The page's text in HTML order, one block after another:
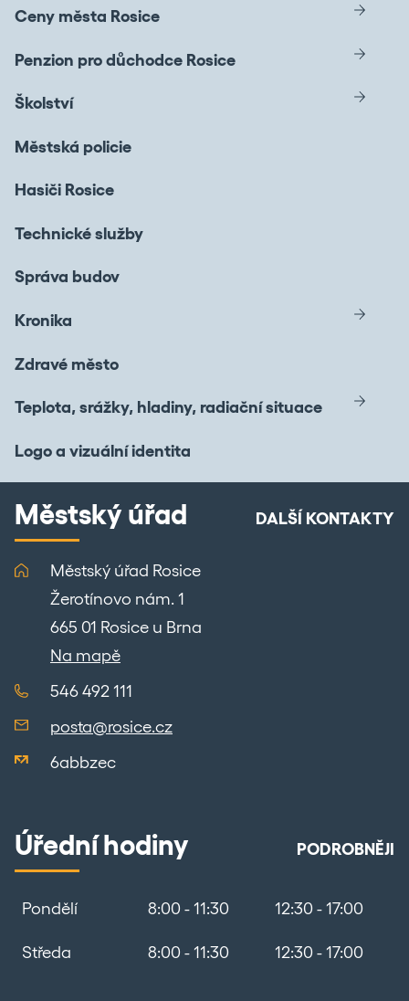
Ceny města Rosice
Penzion pro důchodce Rosice
Školství
Městská policie
Hasiči Rosice
Technické služby
Správa budov
Kronika
Zdravé město
Teplota, srážky, hladiny, radiační situace
Logo a vizuální identita
Městský úřad DALŠÍ KONTAKTY
Městský úřad Rosice
Žerotínovo nám. 1
665 01 Rosice u Brna
Na mapě
546 492 111
posta@rosice.cz
6abbzec
Úřední hodiny PODROBNĚJI
Pondělí 8:00 - 11:30 12:30 - 17:00
Středa 8:00 - 11:30 12:30 - 17:00